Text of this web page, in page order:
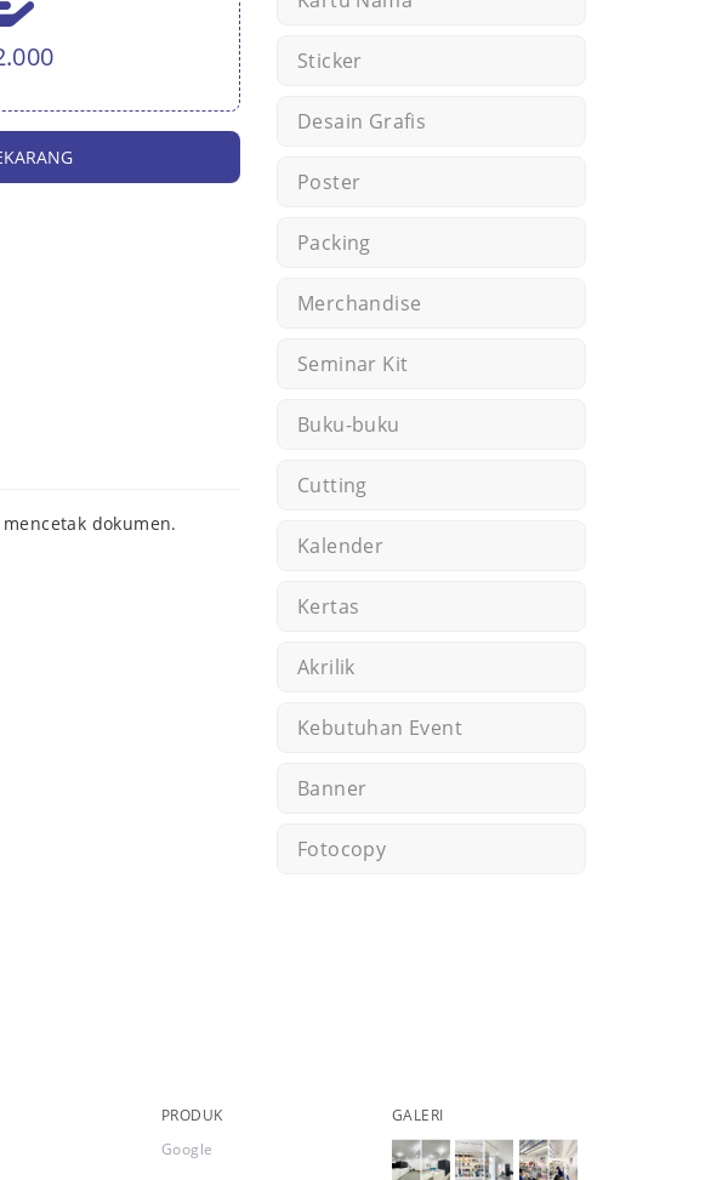
dokumen.
Sticker
Desain Grafis
Poster
Packing
Merchandise
Seminar Kit
Buku-buku
Cutting
Kalender
Kertas
Akrilik
Kebutuhan Event
Banner
Fotocopy
PRODUK
Google
GALERI